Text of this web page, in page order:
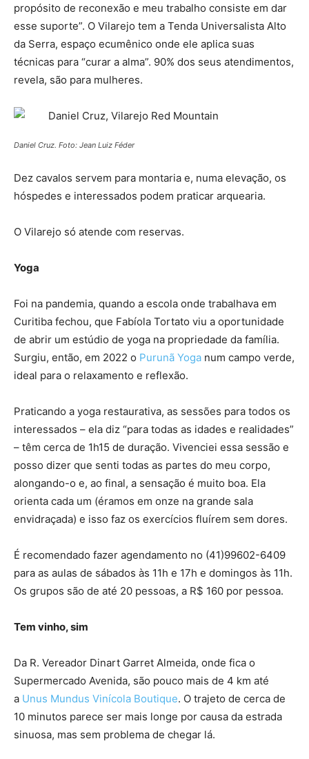
propósito de reconexão e meu trabalho consiste em dar
esse suporte”. O Vilarejo tem a Tenda Universalista Alto
da Serra, espaço ecumênico onde ele aplica suas
técnicas para “curar a alma”. 90% dos seus atendimentos,
revela, são para mulheres.
Daniel Cruz. Foto: Jean Luiz Féder
Dez cavalos servem para montaria e, numa elevação, os
hóspedes e interessados podem praticar arquearia.
O Vilarejo só atende com reservas.
Yoga
Foi na pandemia, quando a escola onde trabalhava em
Curitiba fechou, que Fabíola Tortato viu a oportunidade
de abrir um estúdio de yoga na propriedade da família.
Surgiu, então, em 2022 o Purunã Yoga num campo verde,
ideal para o relaxamento e reflexão.
Praticando a yoga restaurativa, as sessões para todos os
interessados – ela diz “para todas as idades e realidades”
– têm cerca de 1h15 de duração. Vivenciei essa sessão e
posso dizer que senti todas as partes do meu corpo,
alongando-o e, ao final, a sensação é muito boa. Ela
orienta cada um (éramos em onze na grande sala
envidraçada) e isso faz os exercícios fluírem sem dores.
É recomendado fazer agendamento no (41)99602-6409
para as aulas de sábados às 11h e 17h e domingos às 11h.
Os grupos são de até 20 pessoas, a R$ 160 por pessoa.
Tem vinho, sim
Da R. Vereador Dinart Garret Almeida, onde fica o
Supermercado Avenida, são pouco mais de 4 km até
a Unus Mundus Vinícola Boutique. O trajeto de cerca de
10 minutos parece ser mais longe por causa da estrada
sinuosa, mas sem problema de chegar lá.